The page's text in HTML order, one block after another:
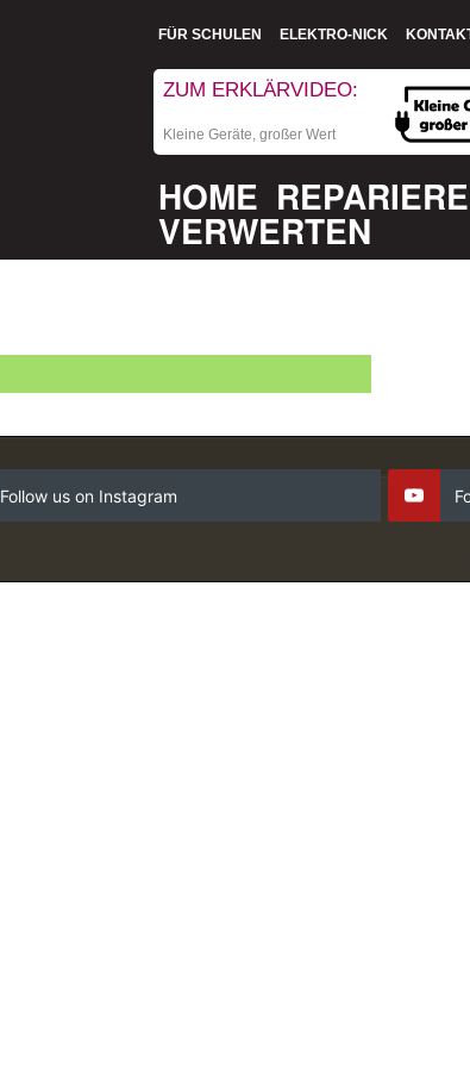
FÜR SCHULEN ELEKTRO-NICK
ZUM ERKLÄRVIDEO:
Kleine Geräte, großer Wert
HOME
VERWERTEN
Follow us on Instagram